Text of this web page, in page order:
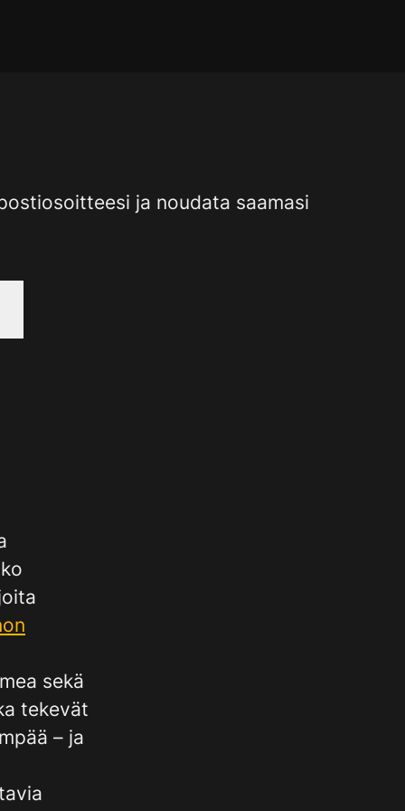
ja noudata saamasi
sekä
tekevät
– ja